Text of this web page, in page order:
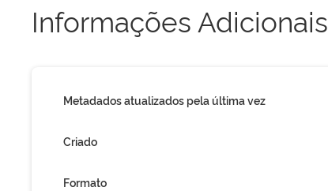
Informações Adicionais
Metadados atualizados pela última vez
Criado
Formato